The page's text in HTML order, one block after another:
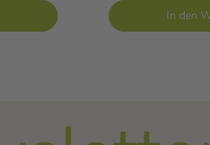
In den